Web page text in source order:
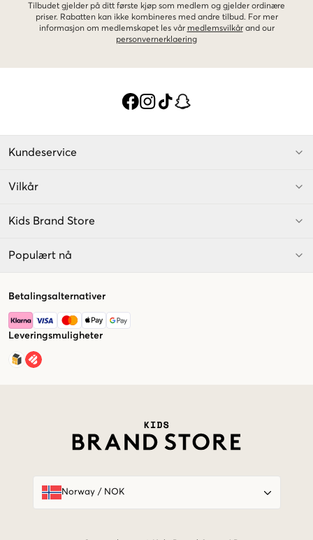
Tilbudet gjelder på ditt første kjøp som medlem og gjelder ordinære
priser. Rabatten kan ikke kombineres med andre tilbud. For mer
informasjon om medlemskapet les vår medlemsvilkår and our
personvernerklaering
Kundeservice
Vilkår
Kids Brand Store
Populært nå
Betalingsalternativer
Leveringsmuligheter
Norway/ NOK